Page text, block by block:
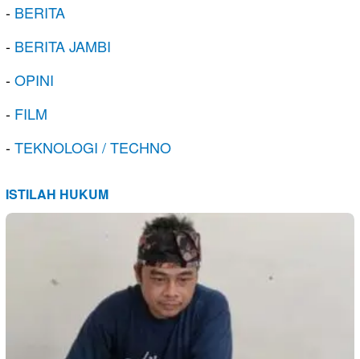
- BERITA
- BERITA JAMBI
-OPINI
- FILM
-TEKNOLOGI / TECHNO
ISTILAH HUKUM